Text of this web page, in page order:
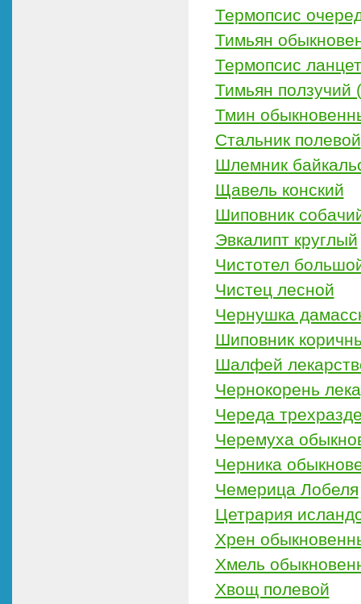
Термопсис
Тимьян
Термопсис
Тимьян ползучий
Тмин
Стальник полевой
Шлемник
Щавель конский
Шиповник
Эвкалипт круглый
Чистотел
Чистец лесной
Чернушка
Шиповник
Шалфей
Чернокорень
Череда
Черемуха
Черника
Чемерица Лобеля
Цетрария
Хрен
Хмель
Хвощ полевой